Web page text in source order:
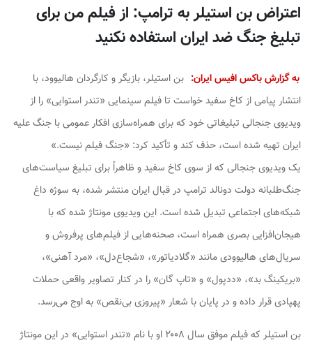
اعتراض بن استیلر به ترامپ: از فیلم من برای
تبلیغ جنگ ضد ایران استفاده نکنید
به گزارش باکس افیس ایران: بن استیلر، بازیگر و کارگردان هالیوود، با
انتشار پیامی از کاخ سفید خواست تا فیلم سینمایی «تندر استوایی» را از
ویدیوی جنجالی تبلیغاتی خود که برای همراه‌سازی افکار عمومی با جنگ علیه
ایران تهیه شده است، حذف کند و تأکید کرد: «جنگ فیلم نیست.»
یک ویدیوی جنجالی که از سوی کاخ سفید و ظاهراً برای تبلیغ سیاست‌های
جنگ‌طلبانه دولت دونالد ترامپ در قبال ایران منتشر شده، به سوژه داغ
شبکه‌های اجتماعی تبدیل شده است. این ویدیوی مونتاژ شده که با
هیجان‌افزایی بصری همراه است، صحنه‌هایی از فیلم‌های پرفروش و
سریال‌های هالیوودی مانند «گلادیاتور»، «شجاع‌دل»، «مرد آهنی»،
«بریکینگ بد»، «ددپول» و «تاپ گان» را در کنار تصاویر واقعی حملات
پهپادی قرار داده و در پایان با شعار «پیروزی بی‌نقص» به اوج می‌رسد.
بن استیلر که فیلم موفق سال ۲۰۰۸ او با نام «تندر استوایی» در این مونتاژ